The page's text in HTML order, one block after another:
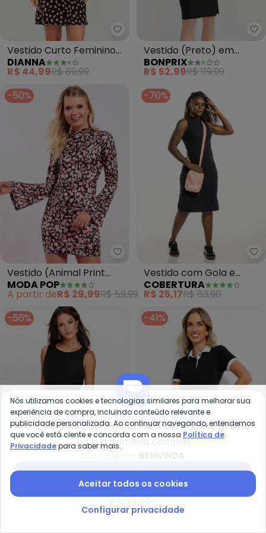
Dianna - Vestido Curto
Vestido Curto Feminino
Estampado (Preto)
DIANNA
R$ 44,99R$ 89,99
Vestido (Preto) em
Malha de Viscose
BONPRIX
R$ 52,99R$ 119,99
-50%
Moda Pop - Vestido (Animal
Vestido (Animal Print
Colors) em Jersey
Acetinado
MODA POP
A partir deR$ 29,99R$ 59,99
-70%
Vestido com Gola e
Fenda (Preto)
COBERTURA
R$ 25,17R$ 83,90
-56%
bonprix - Vestido (Preto) em
Vestido (Preto) em
R$ 109,99
-41%
Vestido (Preto) em
Malha de Algodão
BIMINI
R$ 46,99
Compre pelo app e ganhe12% OFF + frete grátis
na sua primeira compra
Nós utilizamos cookies e tecnologias similares para melhorar sua
experiência de compra, incluindo conteúdo relevante e
publicidade personalizada. Ao continuar navegando, entendemos
que você está ciente e concorda com a nossa Política de
Privacidadepara saber mais.
Aceitar todos os cookies
Configurar privacidade